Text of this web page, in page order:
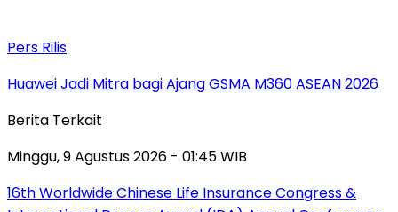
Pers Rilis
Huawei Jadi Mitra bagi Ajang GSMA M360 ASEAN 2026
Berita Terkait
Minggu, 9 Agustus 2026 - 01:45 WIB
16th Worldwide Chinese Life Insurance Congress &